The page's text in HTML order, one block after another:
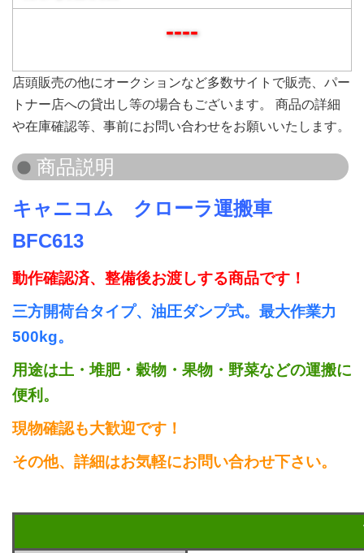
----
店頭販売の他にオークションなど多数サイトで販売、パー
トナー店への貸出し等の場合もございます。 商品の詳細
や在庫確認等、事前にお問い合わせをお願いいたします。
キャニコム クローラ運搬車
BFC613
動作確認済、整備後お渡しする商品です！
三方開荷台タイプ、油圧ダンプ式。最大作業力
500kg。
用途は土・堆肥・穀物・果物・野菜などの運搬に
便利。
現物確認も大歓迎です！
その他、詳細はお気軽にお問い合わせ下さい。